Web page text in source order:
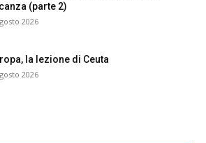
(parte 2)
2026
la lezione di Ceuta
2026